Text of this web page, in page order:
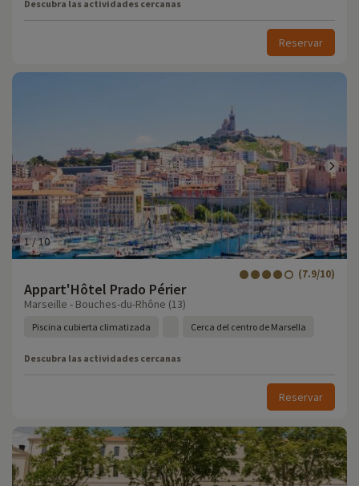
Descubra las actividades cercanas
Reservar
1/10
Appart'Hôtel Prado Périer
(7.9/10)
Marseille - Bouches-du-Rhône (13)
Piscina cubierta climatizada Cerca del centro de Marsella
Descubra las actividades cercanas
Reservar